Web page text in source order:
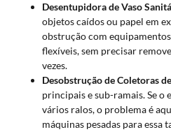
Desentupidora de Vaso
objetos caídos ou papel em
obstrução com
flexíveis, sem precisar
vezes.
Desobstrução de Coletoras
principais e sub-ramais. Se o
vários ralos, o problema é
máquinas pesadas para essa